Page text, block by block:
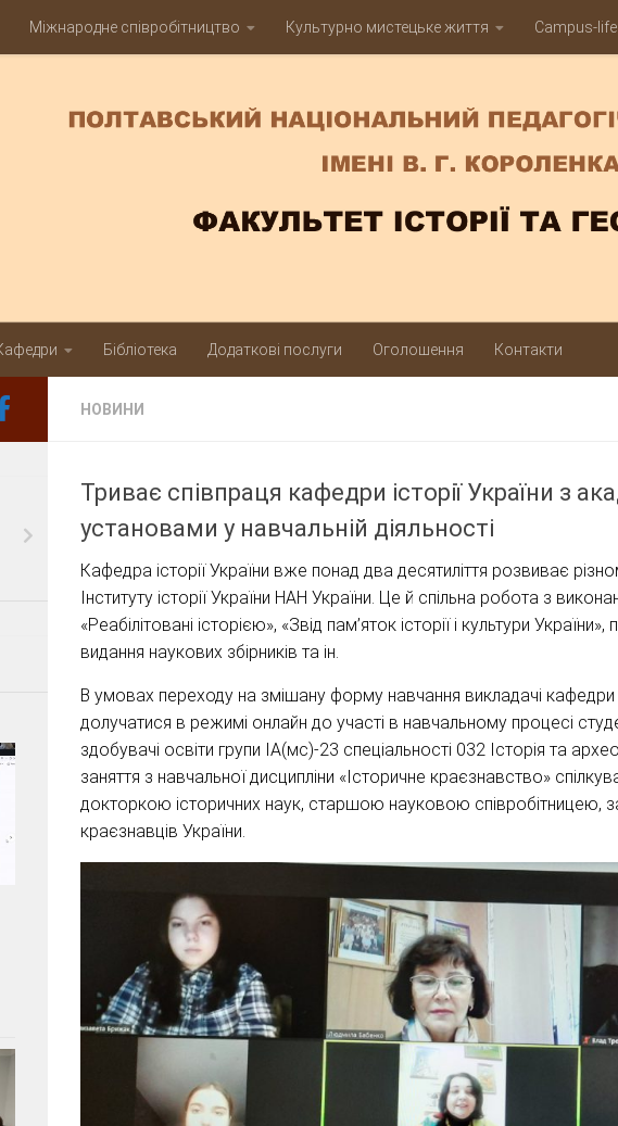
Міжнародне співробітництво Культурно мистецьке життя Campus-life
Бібліотека Додаткові послуги Оголошення Контакти
НОВИНИ
Триває співпраця кафедри історії України з
установами у навчальній діяльності
Кафедра історії України вже понад два десятиліття розвиває
Інституту історії України НАН України. Це й спільна робота з
«Реабілітовані історією», «Звід пам’яток історії і культури
видання наукових збірників та ін.
В умовах переходу на змішану форму навчання викладачі
долучатися в режимі онлайн до участі в навчальному процесі
здобувачі освіти групи ІА(мс)-23 спеціальності 032 Історія та
заняття з навчальної дисципліни «Історичне краєзнавство»
докторкою історичних наук, старшою науковою співробітницею,
краєзнавців України.